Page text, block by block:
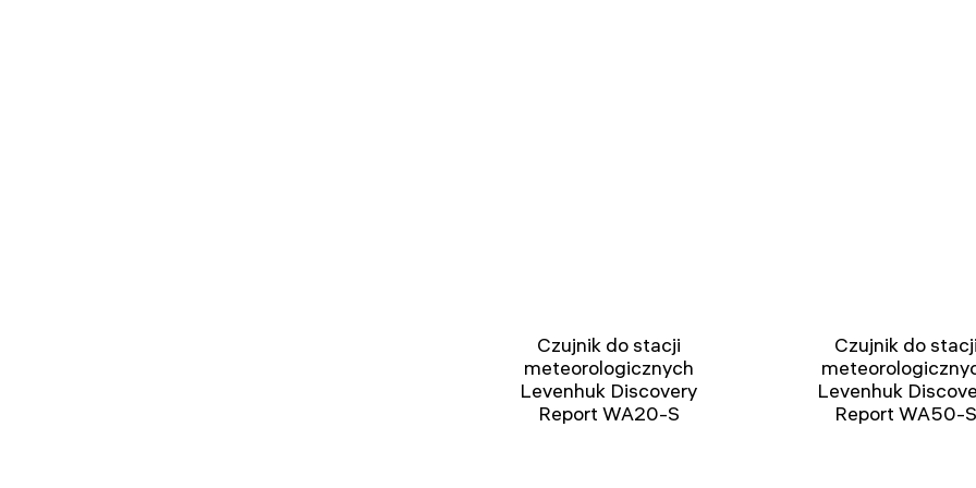
Czujnik do stacji
meteorologicznych
Levenhuk Discovery
Report WA20-S
Czujnik do stacji
Levenhuk
Report WA50-S